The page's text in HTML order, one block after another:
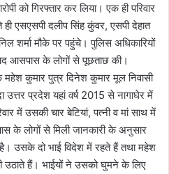
को गिरफ्तार कर लिया। एक ही परिवार
एसएसपी दलीप सिंह कुंवर, एसपी देहात
शर्मा मौके पर पहुंचे। पुलिस अधिकारियों
आसपास के लोगों से पूछताछ की।
महेश कुमार पुत्र दिनेश कुमार मूल निवासी
उत्तर प्रदेश यहां वर्ष 2015 से नागाघेर में
में उसकी चार बेटियां, पत्नी व मां साथ में
के लोगों से मिली जानकारी के अनुसार
उसके दो भाई विदेश में रहते हैं तथा महेश
उठाते हैं। भाईयों ने उसको घुमने के लिए